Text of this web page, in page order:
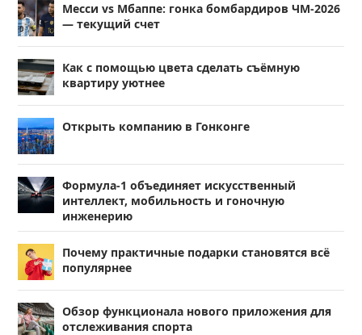
Месси vs Мбаппе: гонка бомбардиров ЧМ-2026
— текущий счет
Как с помощью цвета сделать съёмную
квартиру уютнее
Открыть компанию в Гонконге
Формула-1 объединяет искусственный
интеллект, мобильность и гоночную
инженерию
Почему практичные подарки становятся всё
популярнее
Обзор функционала нового приложения для
отслеживания спорта